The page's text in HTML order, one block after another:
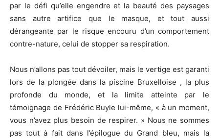
par le défi qu’elle engendre et la beauté des paysages
sans autre artifice que le masque, et tout aussi
dérangeante par le risque encouru d’un comportement
contre-nature, celui de stopper sa respiration.
Nous n’allons pas tout dévoiler, mais le vertige est garanti
lors de la plongée dans la piscine Bruxelloise , la plus
profonde du monde, et la limite atteinte par le
témoignage de Frédéric Buyle lui-même, « à un moment,
vous n’avez plus besoin de respirer. » Nous ne sommes
pas tout à fait dans l’épilogue du Grand bleu, mais la